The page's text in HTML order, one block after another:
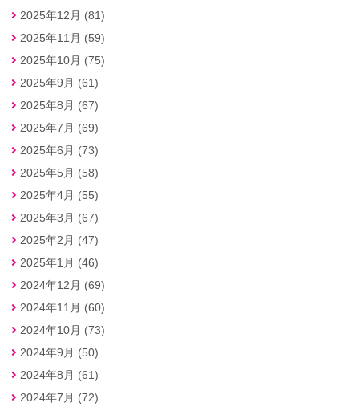
2025年12月 (81)
2025年11月 (59)
2025年10月 (75)
2025年9月 (61)
2025年8月 (67)
2025年7月 (69)
2025年6月 (73)
2025年5月 (58)
2025年4月 (55)
2025年3月 (67)
2025年2月 (47)
2025年1月 (46)
2024年12月 (69)
2024年11月 (60)
2024年10月 (73)
2024年9月 (50)
2024年8月 (61)
2024年7月 (72)